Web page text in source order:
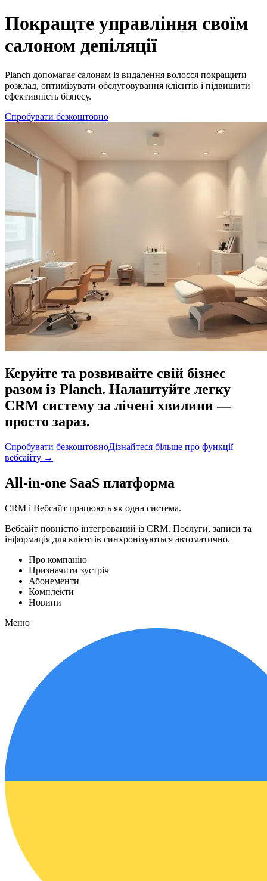
Найкраще ПЗ для салонів епіляції | Автоматизуйте запис і
Покращте управління своїм
салоном депіляції
Planch допомагає салонам із видалення волосся покращити
розклад, оптимізувати обслуговування клієнтів і підвищити
ефективність бізнесу.
Спробувати безкоштовно
Керуйте та розвивайте свій бізнес
разом із Planch. Налаштуйте легку
CRM систему за лічені хвилини —
просто зараз.
Спробувати безкоштовноДізнайтеся більше про функції
вебсайту →
All-in-one SaaS платформа
CRM і Вебсайт працюють як одна система.
Вебсайт повністю інтегрований із CRM. Послуги, записи та
інформація для клієнтів синхронізуються автоматично.
Про компанію
Призначити зустріч
Абонементи
Комплекти
Новини
Меню